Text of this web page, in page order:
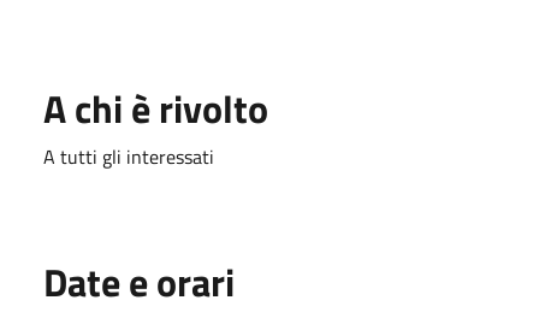
A chi è rivolto
A tutti gli interessati
Date e orari